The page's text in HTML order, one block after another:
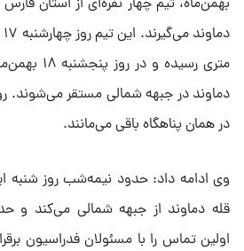
بهمن‌ماه، تیم چهار نفره‌ای از استان
دماوند در جبهه شمالی مستقر می‌شوند.
در همان پناهگاه باقی می‌مانند.
وی ادامه داد: حدود نیمه‌شب روز شنبه
اولین تماس را با مسئولان فدراسیون